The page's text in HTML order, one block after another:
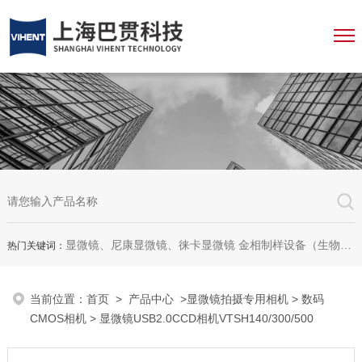
热门关键词： 显微镜、尼康显微镜、徕卡显微镜 金相制样设备（生物显微镜、金相显微镜、体视显微镜、工业显微镜、数码显微镜、荧光显微镜、显微成像系统、显微图像分析软件、显微镜配件等等
当前位置：首页 > 产品中心 >显微镜拍摄专用相机 >数码
CMOS相机 > 显微镜USB2.0CCD相机VTSH140/300/500